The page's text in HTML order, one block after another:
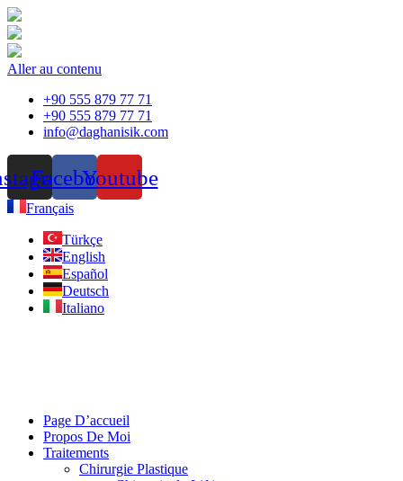
Aller au contenu
+90 555 879 77 71
+90 555 879 77 71
info@daghanisik.com
FacebookYoutube
Français
Türkçe
English
Español
Deutsch
Italiano
Page D’accueil
Propos De Moi
Traitements
Chirurgie Plastique